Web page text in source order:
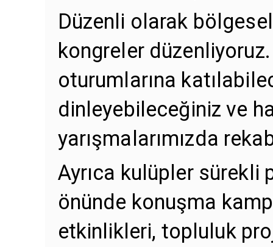
Düzenli olarak
kongreler
oturumlarına
dinleyebileceğiniz ve
yarışmalarımızda
Ayrıca kulüpler
önünde konuşma
etkinlikleri, topluluk